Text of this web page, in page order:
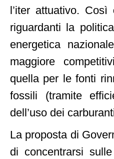
l’iter attuativo.
riguardanti la
energetica
maggiore
quella per le fonti
fossili (tramite
dell’uso dei
La proposta di
di concentrarsi